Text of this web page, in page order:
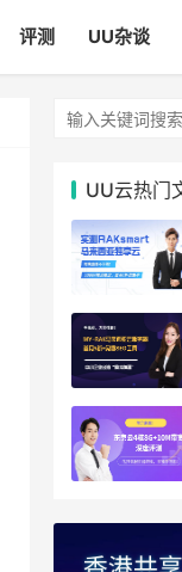
评测 UU杂谈
UU云热门